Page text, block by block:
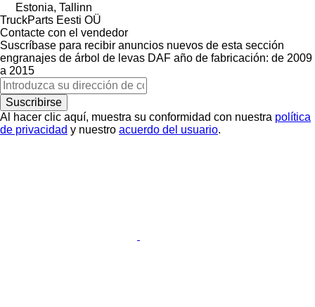
Estonia, Tallinn
TruckParts Eesti OÜ
Contacte con el vendedor
Suscríbase para recibir anuncios nuevos de esta sección
engranajes de árbol de levas DAF año de fabricación: de 2009
a 2015
Suscribirse
Al hacer clic aquí, muestra su conformidad con nuestra política
de privacidad y nuestro acuerdo del usuario.